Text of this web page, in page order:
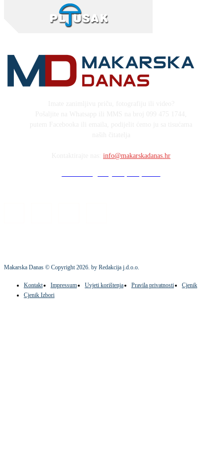
info@makarskadanas.hr
Makarska Danas © Copyright2026. by Redakcija j.d.o.o.
Kontakt Impressum Uvjeti korištenja Pravila privatnosti
Cjenik
Cjenik Izbori